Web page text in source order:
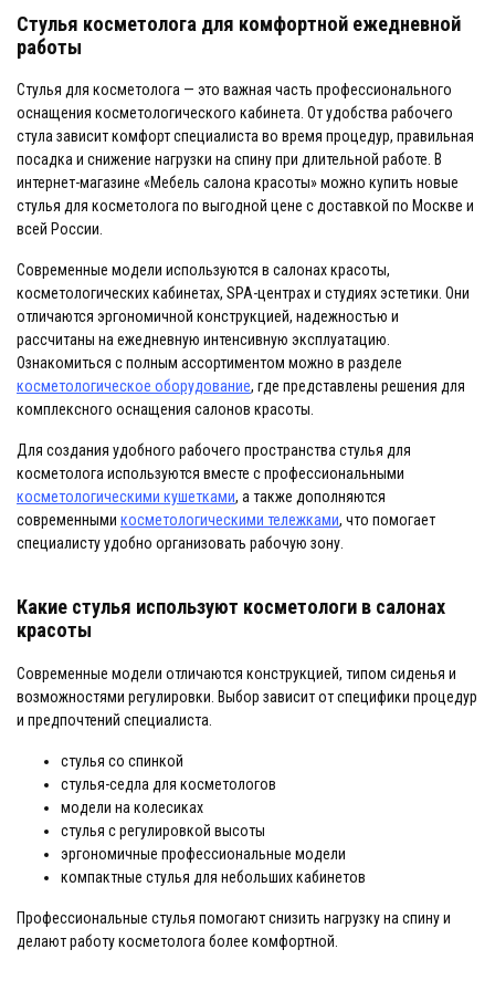
Стулья косметолога для комфортной ежедневной
работы
Стулья для косметолога — это важная часть профессионального
оснащения косметологического кабинета. От удобства рабочего
стула зависит комфорт специалиста во время процедур, правильная
посадка и снижение нагрузки на спину при длительной работе. В
интернет-магазине «Мебель салона красоты» можно купить новые
стулья для косметолога по выгодной цене с доставкой по Москве и
всей России.
Современные модели используются в салонах красоты,
косметологических кабинетах, SPA-центрах и студиях эстетики. Они
отличаются эргономичной конструкцией, надежностью и
рассчитаны на ежедневную интенсивную эксплуатацию.
Ознакомиться с полным ассортиментом можно в разделе
косметологическое оборудование, где представлены решения для
комплексного оснащения салонов красоты.
Для создания удобного рабочего пространства стулья для
косметолога используются вместе с профессиональными
косметологическими кушетками, а также дополняются
современными косметологическими тележками, что помогает
специалисту удобно организовать рабочую зону.
Какие стулья используют косметологи в салонах
красоты
Современные модели отличаются конструкцией, типом сиденья и
возможностями регулировки. Выбор зависит от специфики процедур
и предпочтений специалиста.
стулья со спинкой
стулья-седла для косметологов
модели на колесиках
стулья с регулировкой высоты
эргономичные профессиональные модели
компактные стулья для небольших кабинетов
Профессиональные стулья помогают снизить нагрузку на спину и
делают работу косметолога более комфортной.